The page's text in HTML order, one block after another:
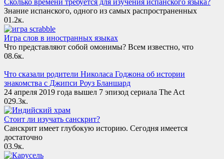
Знание испанского, одного из самых распространенных
01.2к.
Игра слов в иностранных языках
Что представляют собой омонимы? Всем известно, что
08.6к.
Что сказали родители Николаса Годжона об истории
знакомства с Джипси Роуз Бланшард
24 апреля 2019 года вышел 7 эпизод сериала The Act
029.3к.
Стоит ли изучать санскрит?
Санскрит имеет глубокую историю. Сегодня имеется
достаточно
03.9к.